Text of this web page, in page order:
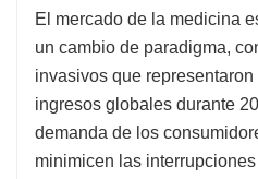
El mercado de la medicina
un cambio de paradigma,
invasivos que
ingresos globales durante
demanda de los
minimicen las